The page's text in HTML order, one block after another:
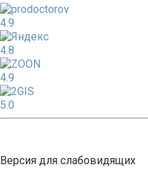
4.9
4.8
4.9
5.0
Версия для слабовидящих